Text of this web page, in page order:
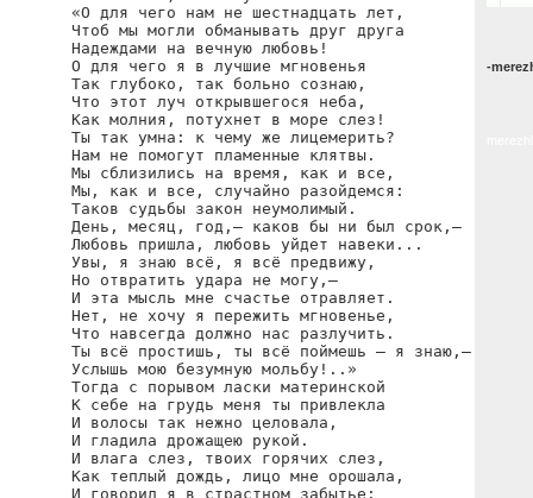
«О для чего нам не шестнадцать лет,
Чтоб мы могли обманывать друг друга
Надеждами на вечную любовь!
О для чего я в лучшие мгновенья
Так глубоко, так больно сознаю,
Что этот луч открывшегося неба,
Как молния, потухнет в море слез!
Ты так умна: к чему же лицемерить?
Нам не помогут пламенные клятвы.
Мы сблизились на время, как и все,
Мы, как и все, случайно разойдемся:
Таков судьбы закон неумолимый.
День, месяц, год,— каков бы ни был срок,—
Любовь пришла, любовь уйдет навеки...
Увы, я знаю всё, я всё предвижу,
Но отвратить удара не могу,—
И эта мысль мне счастье отравляет.
Нет, не хочу я пережить мгновенье,
Что навсегда должно нас разлучить.
Ты всё простишь, ты всё поймешь — я знаю,—
Услышь мою безумную мольбу!..»
Тогда с порывом ласки материнской
К себе на грудь меня ты привлекла
И волосы так нежно целовала,
И гладила дрожащею рукой.
И влага слез, твоих горячих слез,
Как теплый дождь, лицо мне орошала,
И говорил я в страстном забытье:
-